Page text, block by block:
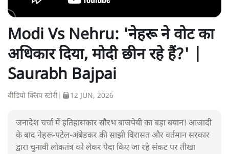
Modi Vs Nehru: 'नेहरू ने वोट का
अधिकार दिया, मोदी छीन रहे हैं?' |
Saurabh Bajpai
वीडियो क्लिप स्टोरी 12 JUN, 2026
जनादेश चर्चा में इतिहासकार सौरभ बाजपेयी का बड़ा बयान! आजादी
के बाद नेहरू-पटेल-अंबेडकर की साझी विरासत और वर्तमान सरकार
द्वारा चुनावी लोकतंत्र को लेकर पैदा किए जा रहे संकट पर तीखा